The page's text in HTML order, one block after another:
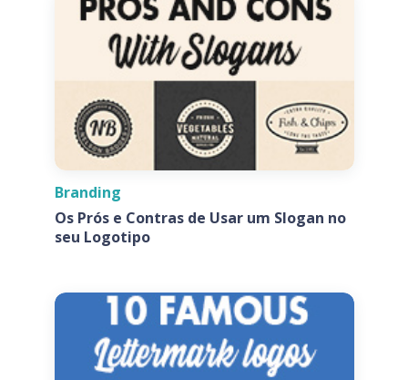
Branding
Os Prós e Contras de Usar um Slogan no
seu Logotipo